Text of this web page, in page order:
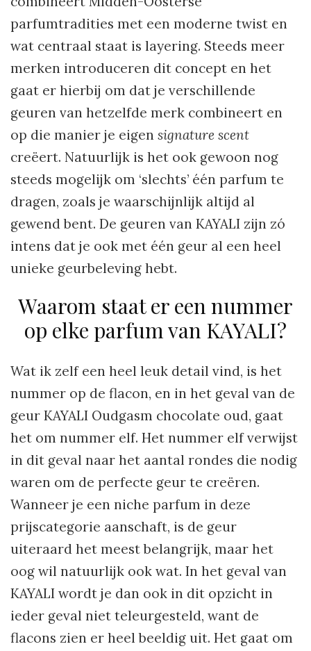
parfumtradities met een moderne twist en
wat centraal staat is layering. Steeds meer
merken introduceren dit concept en het
gaat er hierbij om dat je verschillende
geuren van hetzelfde merk combineert en
op die manier je eigen signature scent
creëert. Natuurlijk is het ook gewoon nog
steeds mogelijk om ‘slechts’ één parfum te
dragen, zoals je waarschijnlijk altijd al
gewend bent. De geuren van KAYALI zijn zó
intens dat je ook met één geur al een heel
unieke geurbeleving hebt.
Waarom staat er een nummer
op elke parfum van KAYALI?
Wat ik zelf een heel leuk detail vind, is het
nummer op de flacon, en in het geval van de
geur KAYALI Oudgasm chocolate oud, gaat
het om nummer elf. Het nummer elf verwijst
in dit geval naar het aantal rondes die nodig
waren om de perfecte geur te creëren.
Wanneer je een niche parfum in deze
prijscategorie aanschaft, is de geur
uiteraard het meest belangrijk, maar het
oog wil natuurlijk ook wat. In het geval van
KAYALI wordt je dan ook in dit opzicht in
ieder geval niet teleurgesteld, want de
flacons zien er heel beeldig uit. Het gaat om